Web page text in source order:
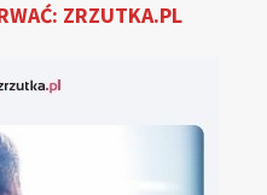
ZRZUTKA.PL